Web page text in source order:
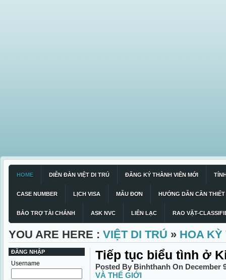
HOME DIỄN ĐÀN VIỆT DI TRÚ ĐĂNG KÝ THÀNH VIÊN MỚI
CASE NUMBER LỊCH VISA MẪU ĐƠN HƯỚNG DẪN CẦN THIẾT
BẢO TRỢ TÀI CHÁNH ASK NVC LIÊN LẠC RAO VẶT-
YOU ARE HERE : VIỆT DI TRÚ » HOA KỲ
ĐĂNG NHẬP
Username
Tiếp tục biểu tình ở
Posted By Binhthanh On December
VÀ THẾ GIỚI